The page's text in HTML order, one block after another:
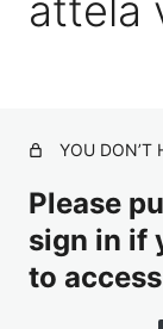
attēla
YOU DON’T
Please
sign in if
to
Lekcija 1:
Lekcija 5:
lietošana.
Lekcija 6: